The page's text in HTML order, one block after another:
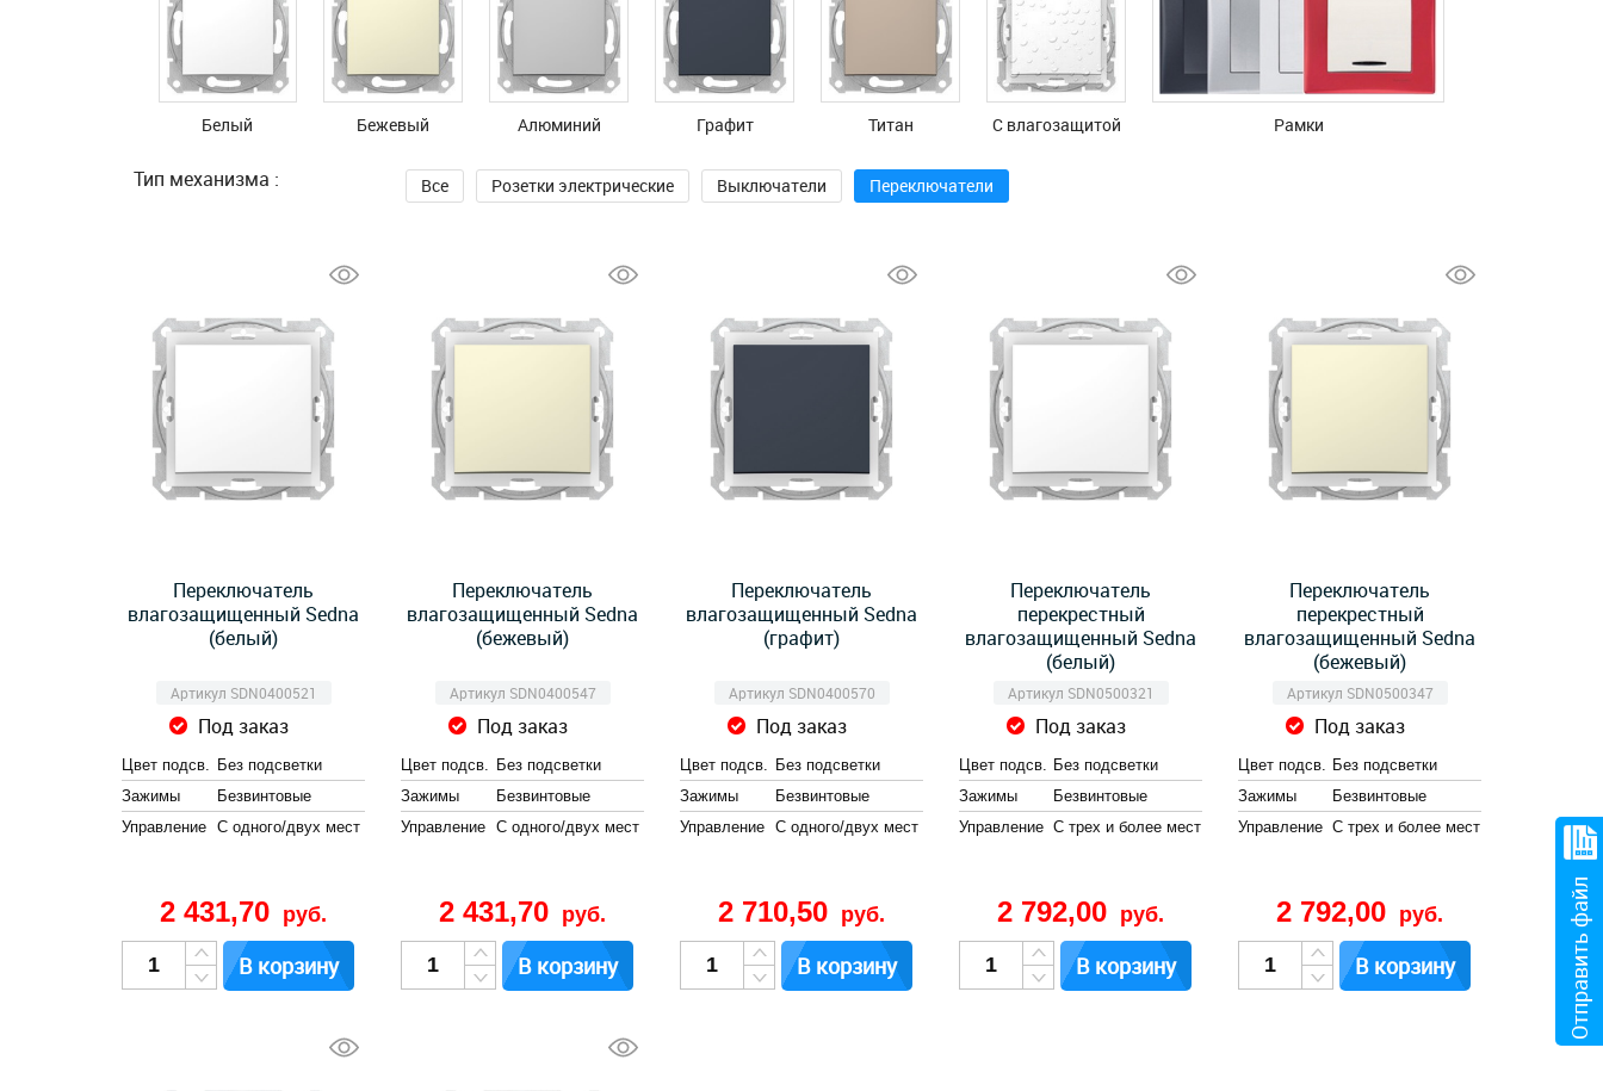
Белый Бежевый Алюминий Графит Титан С влагозащитой Рамки
Тип механизма : Все Розетки электрические Выключатели Переключатели
Переключатель
влагозащищенный Sedna
(белый)
Артикул SDN0400521
Под заказ
Цвет подсв. Без подсветки
Зажимы
Безвинтовые
Управление С одного/двух мест
2 431,70 руб.
В корзину
Переключатель
влагозащищенный Sedna
(бежевый)
Артикул SDN0400547
Под заказ
Цвет подсв. Без подсветки
Зажимы
Безвинтовые
Управление С одного/двух мест
2 431,70 руб.
В корзину
Переключатель
влагозащищенный Sedna
(графит)
Артикул SDN0400570
Под заказ
Цвет подсв. Без подсветки
Зажимы
Безвинтовые
Управление С одного/двух мест
2 710,50 руб.
В корзину
Переключатель
перекрестный
влагозащищенный Sedna
(белый)
Артикул SDN0500321
Под заказ
Цвет подсв. Без подсветки
Зажимы
Безвинтовые
Управление С трех и более мест
2 792,00 руб.
В корзину
Переключатель
перекрестный
влагозащищенный Sedna
(бежевый)
Артикул SDN0500347
Под заказ
Цвет подсв. Без подсветки
Зажимы
Безвинтовые
Управление С трех и более мест
2 792,00 руб.
В корзину Отправить файл